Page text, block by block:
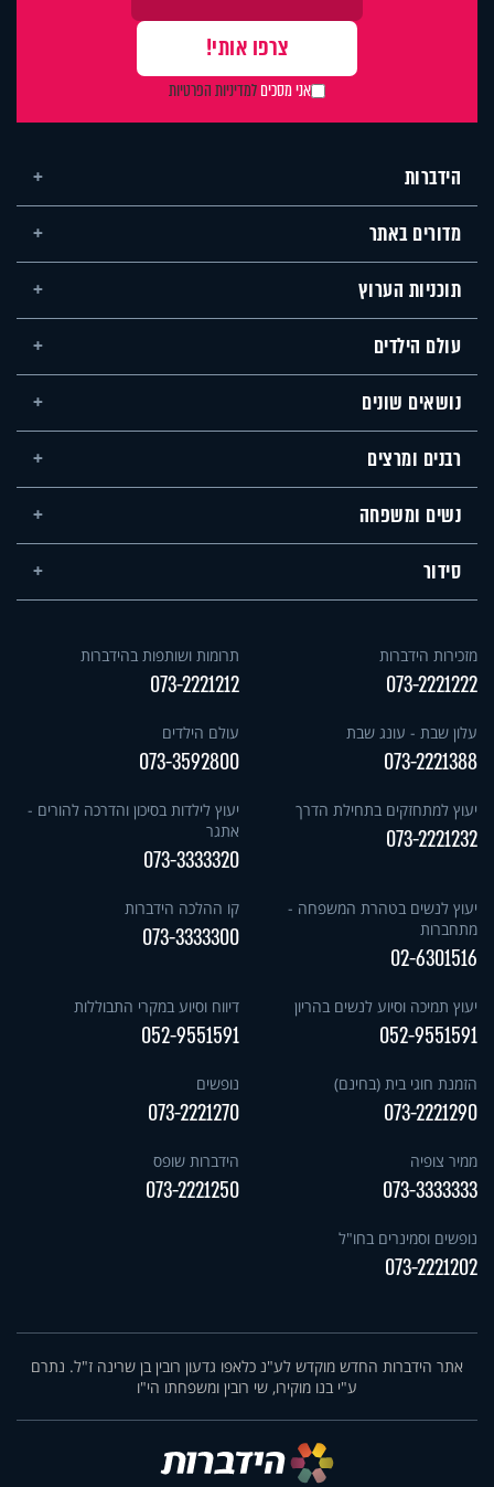
אני מסכיםלמדיניות הפרטיות
הידברות
מדורים באתר
תוכניות הערוץ
עולם הילדים
נושאים שונים
רבנים ומרצים
נשים ומשפחה
סידור
מזכירות הידברות
073-2221222
תרומות ושותפות בהידברות
073-2221212
עלון שבת - עונג שבת
073-2221388
עולם הילדים
073-3592800
יעוץ למתחזקים בתחילת הדרך
073-2221232
יעוץ לילדות בסיכון והדרכה להורים -
אתגר
073-3333320
יעוץ לנשים בטהרת המשפחה -
מתחברות
02-6301516
קו ההלכה הידברות
073-3333300
יעוץ תמיכה וסיוע לנשים בהריון
052-9551591
דיווח וסיוע במקרי התבוללות
052-9551591
הזמנת חוגי בית (בחינם)
073-2221290
נופשים
073-2221270
ממיר צופיה
073-3333333
הידברות שופס
073-2221250
נופשים וסמינרים בחו"ל
073-2221202
אתר הידברות החדש מוקדש לע"נ כלאפו גדעון רובין בן שרינה ז"ל. נתרם
ע"י בנו מוקירו, שי רובין ומשפחתו הי"ו